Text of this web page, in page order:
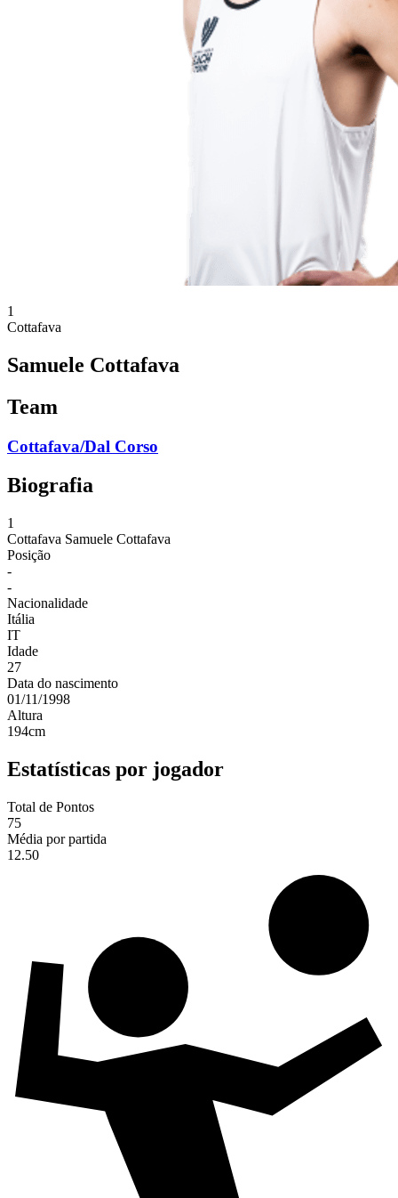
1
Cottafava
Samuele Cottafava
Team
Cottafava/Dal Corso
Biografia
1
Cottafava Samuele Cottafava
Posição
-
-
Nacionalidade
Itália
IT
Idade
27
Data do nascimento
01/11/1998
Altura
194cm
Estatísticas por jogador
Total de Pontos
75
Média por partida
12.50